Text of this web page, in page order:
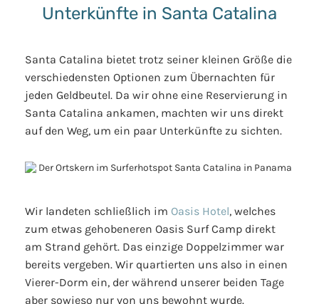
Unterkünfte in Santa Catalina
Santa Catalina bietet trotz seiner kleinen Größe die
verschiedensten Optionen zum Übernachten für
jeden Geldbeutel. Da wir ohne eine Reservierung in
Santa Catalina ankamen, machten wir uns direkt
auf den Weg, um ein paar Unterkünfte zu sichten.
Wir landeten schließlich im Oasis Hotel, welches
zum etwas gehobeneren Oasis Surf Camp direkt
am Strand gehört. Das einzige Doppelzimmer war
bereits vergeben. Wir quartierten uns also in einen
Vierer-Dorm ein, der während unserer beiden Tage
aber sowieso nur von uns bewohnt wurde.